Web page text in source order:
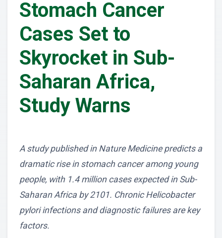
Stomach Cancer
Cases Set to
Skyrocket in Sub-
Saharan Africa,
Study Warns
A study published in Nature Medicine predicts a
dramatic rise in stomach cancer among young
people, with 1.4 million cases expected in Sub-
Saharan Africa by 2101. Chronic Helicobacter
pylori infections and diagnostic failures are key
factors.